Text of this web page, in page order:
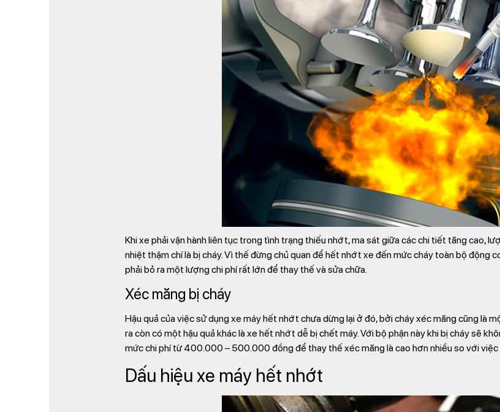
Khi xe phải vận hành liên tục trong tình trạng thiếu nhớt, ma sát giữa các chi tiết tăng cao,
nhiệt thậm chí là bị cháy. Vì thế đừng chủ quan để hết nhớt xe đến mức cháy toàn bộ động
phải bỏ ra một lượng chi phí rất lớn để thay thế và sửa chữa.
Xéc măng bị cháy
Hậu quả của việc sử dụng xe máy hết nhớt chưa dừng lại ở đó, bởi cháy xéc măng cũng là
ra còn có một hậu quả khác là xe hết nhớt dễ bị chết máy. Với bộ phận này khi bị cháy sẽ
mức chi phí từ 400.000 – 500.000 đồng để thay thế xéc măng là cao hơn nhiều so với
Dấu hiệu xe máy hết nhớt